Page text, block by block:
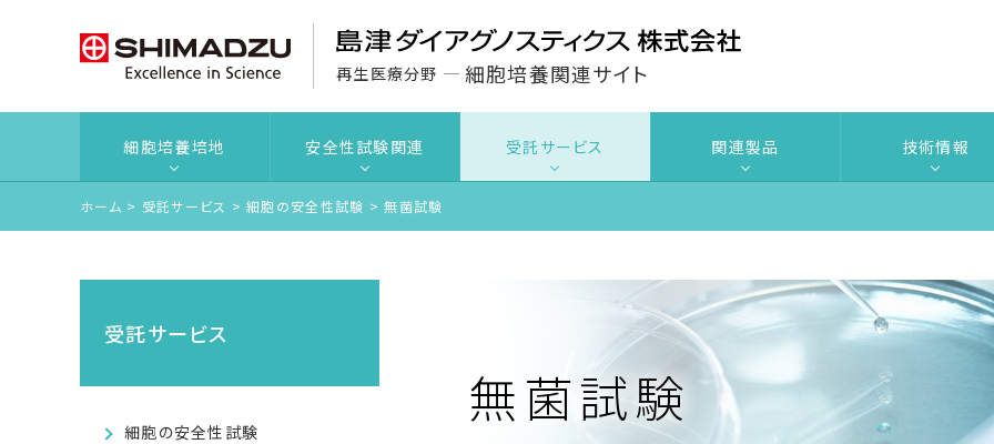
再生医療分野 細胞培養関連サイト
細胞培養培地 安全性試験関連 受託サービス 関連製品 技術情報
ホーム > 受託サービス >細胞の安全性試験 >無菌試験
無菌試験
受託サービス
細胞の安全性試験